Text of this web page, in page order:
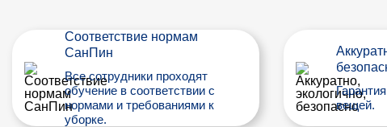
Соответствие нормам
СанПин
Все сотрудники проходят
обучение в соответствии с
нормами и требованиями к
уборке.
вещей.